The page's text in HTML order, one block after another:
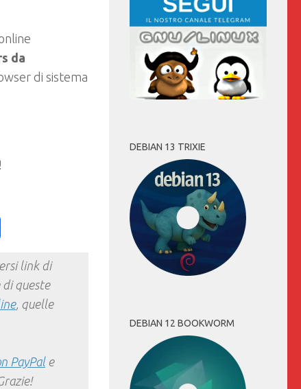
da
di sistema
link di
queste
, quelle
PayPale
DEBIAN 13 TRIXIE
DEBIAN 12 BOOKWORM